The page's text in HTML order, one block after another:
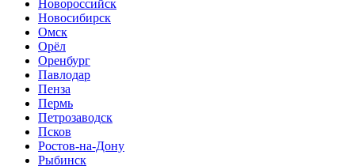
Новороссийск
Новосибирск
Омск
Орёл
Оренбург
Павлодар
Пенза
Пермь
Петрозаводск
Псков
Ростов-на-Дону
Рыбинск